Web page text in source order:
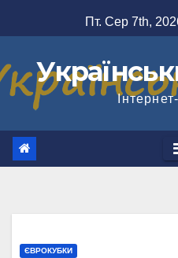
до
Пт. Сер 7th,
ЄВРОКУБКИ